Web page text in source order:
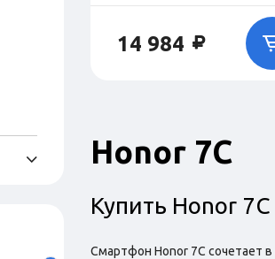
14 984
Honor 7C
Купить Honor
Смартфон Honor 7C сочетает